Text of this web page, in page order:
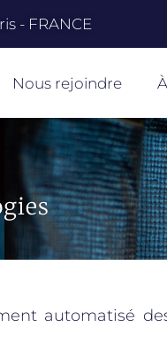
- FRANCE
Nous rejoindre
automatisé